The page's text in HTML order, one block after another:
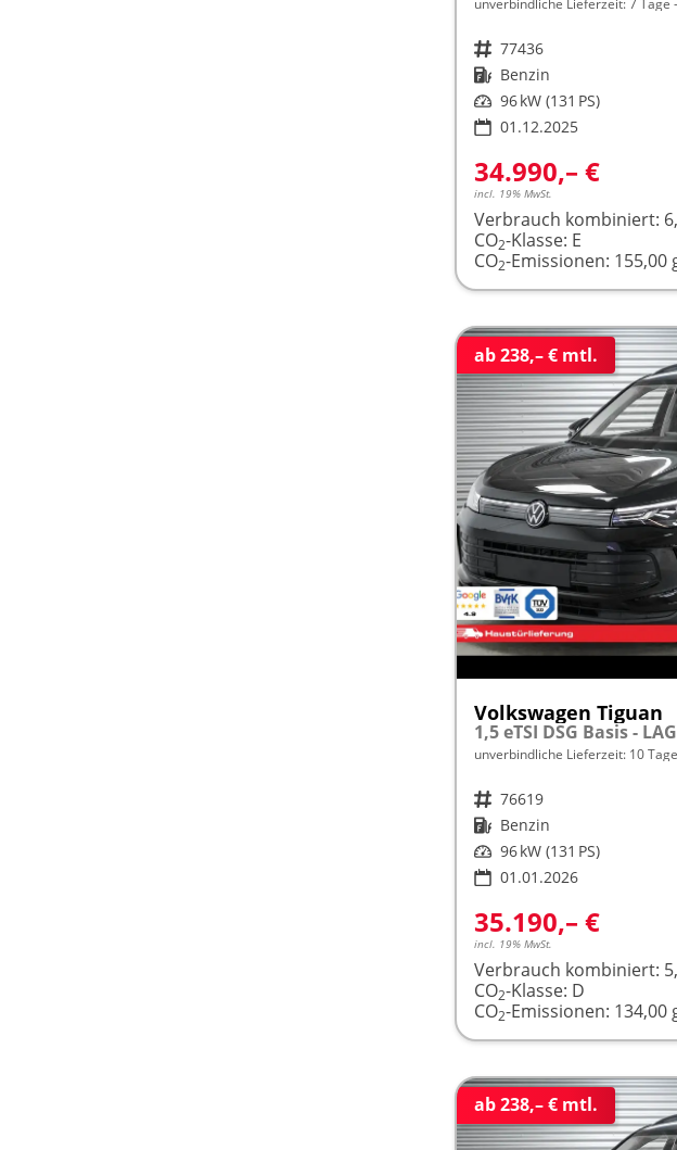
unverbindliche Lieferzeit:7 Tage
Fahrzeugnr. 77436
Kraftstoff Benzin
Leistung 96 kW (131 PS)
01.12.2025
34.990,– €
incl. 19% MwSt.
Verbrauch kombiniert:
CO2-Klasse: E
CO2-Emissionen: 155,00
ab 238,– € mtl.
Volkswagen Tiguan
1,5 eTSI DSG Basis -
unverbindliche Lieferzeit: 10 Tage
Fahrzeugnr. 76619
Kraftstoff Benzin
Leistung 96 kW (131 PS)
01.01.2026
35.190,– €
incl. 19% MwSt.
Verbrauch kombiniert:
CO2-Klasse: D
CO2-Emissionen: 134,00
ab 238,– € mtl.